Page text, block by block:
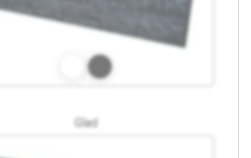
Glad